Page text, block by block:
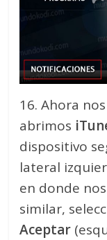
16. Ahora
abrimos
dispositivo
lateral
en donde
similar,
Aceptar